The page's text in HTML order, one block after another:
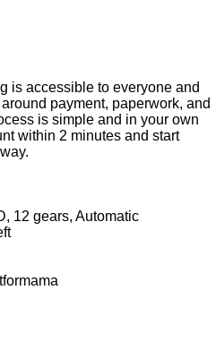
is accessible to everyone and
payment, paperwork, and
is simple and in your own
within 2 minutes and start
12 gears, Automatic